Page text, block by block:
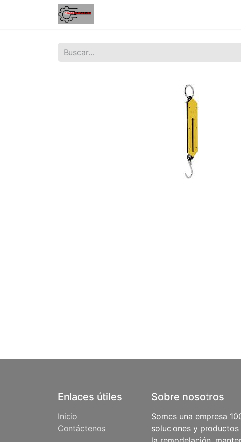
Enlaces útiles
Inicio
Contáctenos
Sobre nosotros
Somos una empresa
soluciones y
la remodelación,